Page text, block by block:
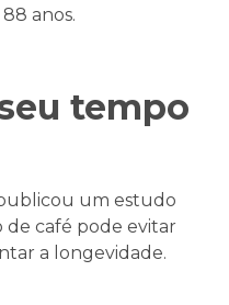
anos.
tempo
um estudo
café pode evitar
a longevidade.